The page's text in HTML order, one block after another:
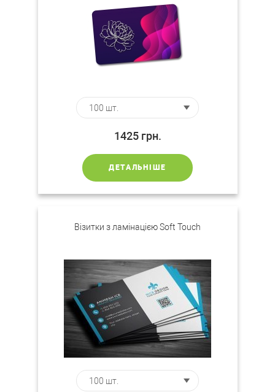
1425 грн.
ДЕТАЛЬНІШЕ
Візитки з ламінацією Soft Touch